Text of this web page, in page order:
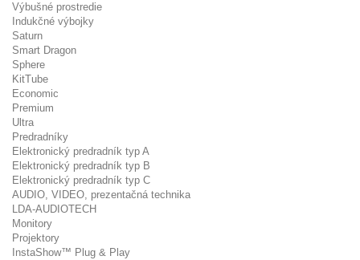
Výbušné prostredie
Indukčné výbojky
Saturn
Smart Dragon
Sphere
KitTube
Economic
Premium
Ultra
Predradníky
Elektronický predradník typ A
Elektronický predradník typ B
Elektronický predradník typ C
AUDIO, VIDEO, prezentačná technika
LDA-AUDIOTECH
Monitory
Projektory
InstaShow™ Plug & Play